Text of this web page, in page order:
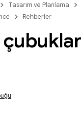
Tasarım ve Planlama
Rehberler